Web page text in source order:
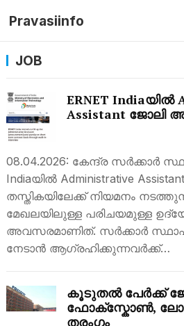
Pravasiinfo
JOB
ERNET Indiaയിൽ
Assistant ജോലി
08.04.2026: കേന്ദ്ര സർക്കാർ
Indiaയിൽ Administrative
തസ്തികയിലേക്ക് നിയമനം
മേഖലയിലുള്ള പരിചയമുള്ള
അവസരമാണിത്. സർക്കാർ
നേടാൻ ആഗ്രഹിക്കുന്നവർക്ക്…
കൂടുതൽ പേർക്ക്
ഫോക്സ്കോൺ,
തരംഗം